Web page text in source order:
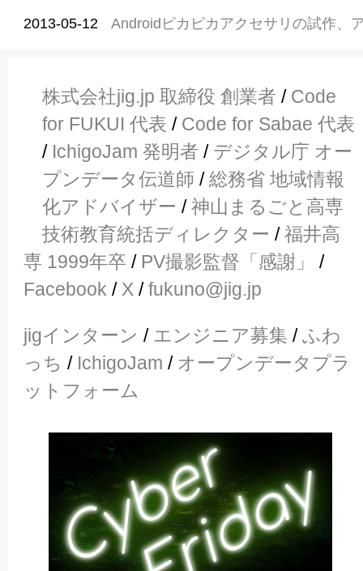
2013-05-12 Androidピカピカアクセサリの試作、
株式会社jig.jp 取締役 創業者 / Code
for FUKUI 代表 / Code for Sabae 代表
/ IchigoJam 発明者 / デジタル庁 オー
プンデータ伝道師 /総務省 地域情報
化アドバイザー /神山まるごと高専
技術教育統括ディレクター /福井高
専 1999年卒 / PV撮影監督「感謝」
/
Facebook / X /fukuno@jig.jp
jigインターン / エンジニア募集 /ふわ
っち / IchigoJam / オープンデータプラ
ットフォーム